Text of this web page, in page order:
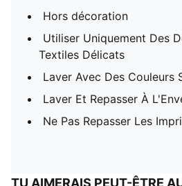
Hors décoration
Utiliser Uniquement Des
Textiles Délicats
Laver Avec Des Couleurs
Laver Et Repasser À
Ne Pas Repasser Les
TU AIMERAIS PEUT-ÊTRE